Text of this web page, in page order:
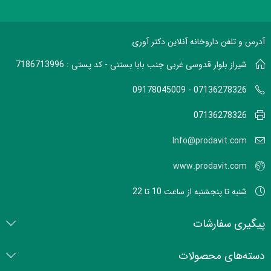
آدرس و تلفن داروخانه آنلاین دکتر آوری
شیراز بلوار قدوسی غربی جنب بابا بستنی - کد پستی : 7186713996
07136278326 - 09178045009
07136278326
Info@prodavit.com
www.prodavit.com
شنبه تا پنجشنبه از ساعت 10 تا 22
پیگیری سفارشات
دسته‌های محصولات